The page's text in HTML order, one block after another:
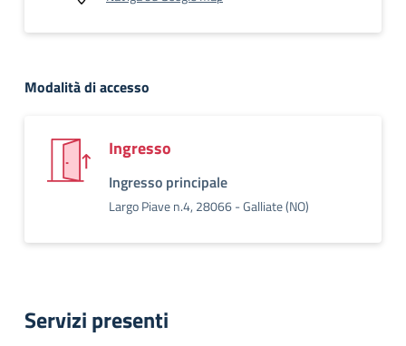
Modalità di accesso
Ingresso
Ingresso principale
Largo Piave n.4, 28066 - Galliate (NO)
Servizi presenti